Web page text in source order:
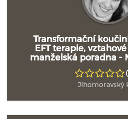
Transformační
EFT terapie,
manželská poradna -
Jihomoravský